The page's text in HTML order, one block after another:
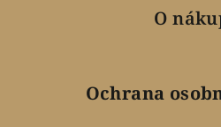
O
Ochrana